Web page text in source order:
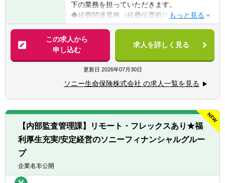
【以下の経験あれば、なお可】
◆公認会計士、税理士資格あればなお可
◆金融機関での就業経験不問
◆税務関連業務従事経験が長ければなお可
◆組織のマネジメント経験あればなお可
◆有価証券報告書作成経験あればなお可
◆税務（法人税等）申告書作成経験あればな
お可
◆IFRS導入に関する業務経験あればなお可
◆経理システムの導入や子会社の設立・買収
等のプロジェクトにおける経理部門主担当経
験あればなお可
下の業務を担っていただきます。
◆経費関連業務（経費伝票処理及び支払処
理）
◆固定資産管理業務（有形・無形）及びリー
ス取引関連業務
◆日本会計基準及びIFRS会計基準に基づく決
算業務
◆各種開示資料作成
◆税務申告業務
◆資産の自己査定 など
※将来的に会社の定める業務（出向含む）へ
変更されることがあります。
この求人から
申し込む
求人を詳しく見る
更新日 2026年07月30日
ソニー生命保険株式会社 の求人一覧を見る
【内部監査管理課】リモート・フレックスあり★福
利厚生充実/安定経営のソニーフィナンシャルグルー
プ
企業名非公開